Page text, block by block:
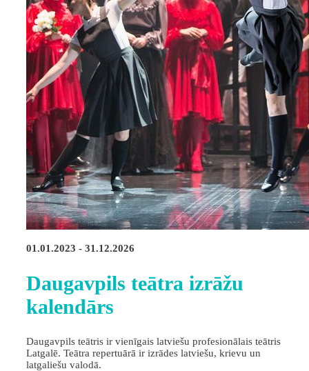
01.01.2023 - 31.12.2026
Daugavpils teātra izrāžu
kalendārs
Daugavpils teātris ir vienīgais latviešu profesionālais teātris
Latgalē. Teātra repertuārā ir izrādes latviešu, krievu un
latgaliešu valodā.